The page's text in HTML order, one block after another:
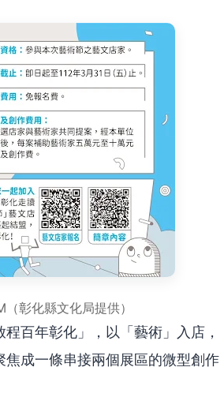
彰化縣文化局提供）
百年彰化」，以「藝術」入店，
成一條串接兩個展區的微型創作